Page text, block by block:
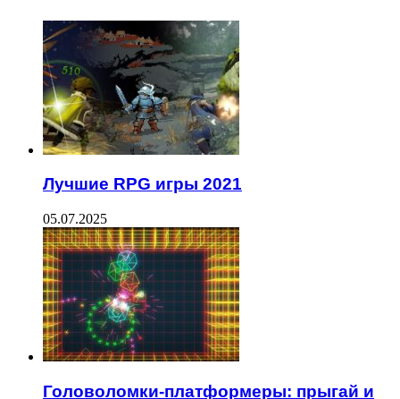
Лучшие RPG игры 2021
05.07.2025
Головоломки-платформеры: прыгай и